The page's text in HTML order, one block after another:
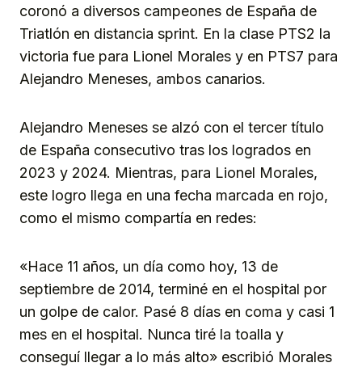
coronó a diversos campeones de España de
Triatlón en distancia sprint. En la clase PTS2 la
victoria fue para Lionel Morales y en PTS7 para
Alejandro Meneses, ambos canarios.
Alejandro Meneses se alzó con el tercer título
de España consecutivo tras los logrados en
2023 y 2024. Mientras, para Lionel Morales,
este logro llega en una fecha marcada en rojo,
como el mismo compartía en redes:
«Hace 11 años, un día como hoy, 13 de
septiembre de 2014, terminé en el hospital por
un golpe de calor. Pasé 8 días en coma y casi 1
mes en el hospital. Nunca tiré la toalla y
conseguí llegar a lo más alto» escribió Morales